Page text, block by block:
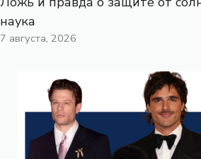
наука
7 августа, 2026